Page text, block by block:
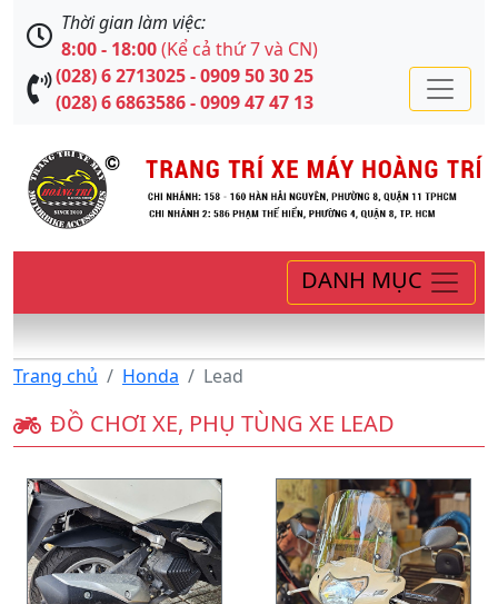
Thời gian làm việc:
8:00 - 18:00(Kể cả thứ 7 và CN)
(028) 6 2713025 - 0909 50 30 25
(028) 6 6863586 - 0909 47 47 13
DANH MỤC
Trang chủ Honda Lead
ĐỒ CHƠI XE, PHỤ TÙNG XE LEAD